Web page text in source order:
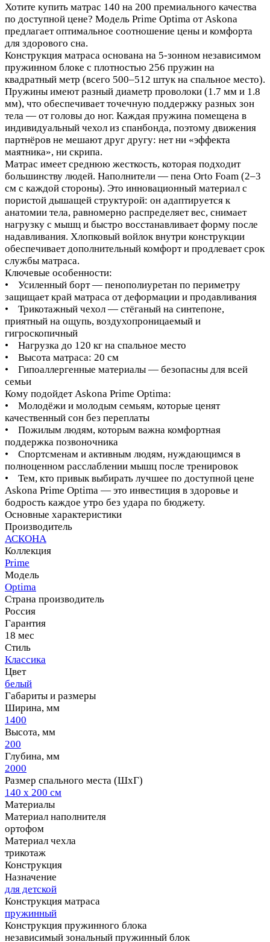
Хотите купить матрас 140 на 200 премиального качества
по доступной цене? Модель Prime Optima от Askona
предлагает оптимальное соотношение цены и комфорта
для здорового сна.
Конструкция матраса основана на 5-зонном независимом
пружинном блоке с плотностью 256 пружин на
квадратный метр (всего 500–512 штук на спальное место).
Пружины имеют разный диаметр проволоки (1.7 мм и 1.8
мм), что обеспечивает точечную поддержку разных зон
тела — от головы до ног. Каждая пружина помещена в
индивидуальный чехол из спанбонда, поэтому движения
партнёров не мешают друг другу: нет ни «эффекта
маятника», ни скрипа.
Матрас имеет среднюю жесткость, которая подходит
большинству людей. Наполнители — пена Orto Foam (2–3
см с каждой стороны). Это инновационный материал с
пористой дышащей структурой: он адаптируется к
анатомии тела, равномерно распределяет вес, снимает
нагрузку с мышц и быстро восстанавливает форму после
надавливания. Хлопковый войлок внутри конструкции
обеспечивает дополнительный комфорт и продлевает срок
службы матраса.
Ключевые особенности:
• Усиленный борт — пенополиуретан по периметру
защищает край матраса от деформации и продавливания
• Трикотажный чехол — стёганый на синтепоне,
приятный на ощупь, воздухопроницаемый и
гигроскопичный
• Нагрузка до 120 кг на спальное место
• Высота матраса: 20 см
• Гипоаллергенные материалы — безопасны для всей
семьи
Кому подойдет Askona Prime Optima:
• Молодёжи и молодым семьям, которые ценят
качественный сон без переплаты
• Пожилым людям, которым важна комфортная
поддержка позвоночника
• Спортсменам и активным людям, нуждающимся в
полноценном расслаблении мышц после тренировок
• Тем, кто привык выбирать лучшее по доступной цене
Askona Prime Optima — это инвестиция в здоровье и
бодрость каждое утро без удара по бюджету.
Основные характеристики
Производитель
АСКОНА
Коллекция
Prime
Модель
Optima
Страна производитель
Россия
Гарантия
18 мес
Стиль
Классика
Цвет
белый
Габариты и размеры
Ширина, мм
1400
Высота, мм
200
Глубина, мм
2000
Размер спального места (ШхГ)
140 х 200 см
Материалы
Материал наполнителя
ортофом
Материал чехла
трикотаж
Конструкция
Назначение
для детской
Конструкция матраса
пружинный
Конструкция пружинного блока
независимый зональный пружинный блок